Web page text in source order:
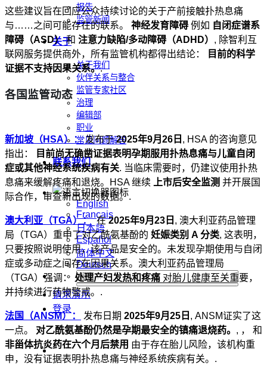
报告
监管新闻
关于
关于我们
伙伴关系与整合
监管专家社区
治理
编辑部
职业
常见问题解答
联系我们
English
Français
日本語
Español
简体中文
Deutsch
请求演示
登录
这些建议旨在回应公众持续讨论的关于产前接触扑热息痛
与……之间可能存在的联系。 神经发育障碍 例如 自闭症谱系
障碍（ASD）和 注意力缺陷/多动障碍（ADHD） , 除智利互
联网服务提供商外，所有监管机构都得出结论：
目前的科学
证据不支持因果关系。.
各国监管动态
新加坡（HSA）：发布于2025年9月26日 , HSA 的咨询意见
指出：
目前尚无确凿证据表明孕期服用扑热息痛与儿童自闭
症或其他神经系统疾病有关. 当临床需要时，仍建议使用扑热
息痛来缓解疼痛和退烧。HSA 继续
上市后安全监测 并开展国
际合作，审查新出现的数据。.
澳大利亚（TGA）：在2025年9月23日 , 澳大利亚药品管理
局（TGA）重申了对乙酰氨基酚的 妊娠类别 A 分类, 这表明，
只要按照说明使用，该产品是安全的。未发现孕期使用与自闭
症或多动症之间存在因果关系。澳大利亚药品管理局
（TGA）强调： 处理产妇发热和疼痛 对胎儿健康至关重要，
并持续进行药物警戒。.
法国（ANSM）： 发布日期 2025年9月25日 , ANSM证实了这
一点。 对乙酰氨基酚仍然是孕期最安全的镇痛退烧药。 , ， 和
非甾体抗炎药在六个月后禁用 由于存在胎儿风险，该机构重
申，没有证据表明扑热息痛与神经系统疾病有关。.